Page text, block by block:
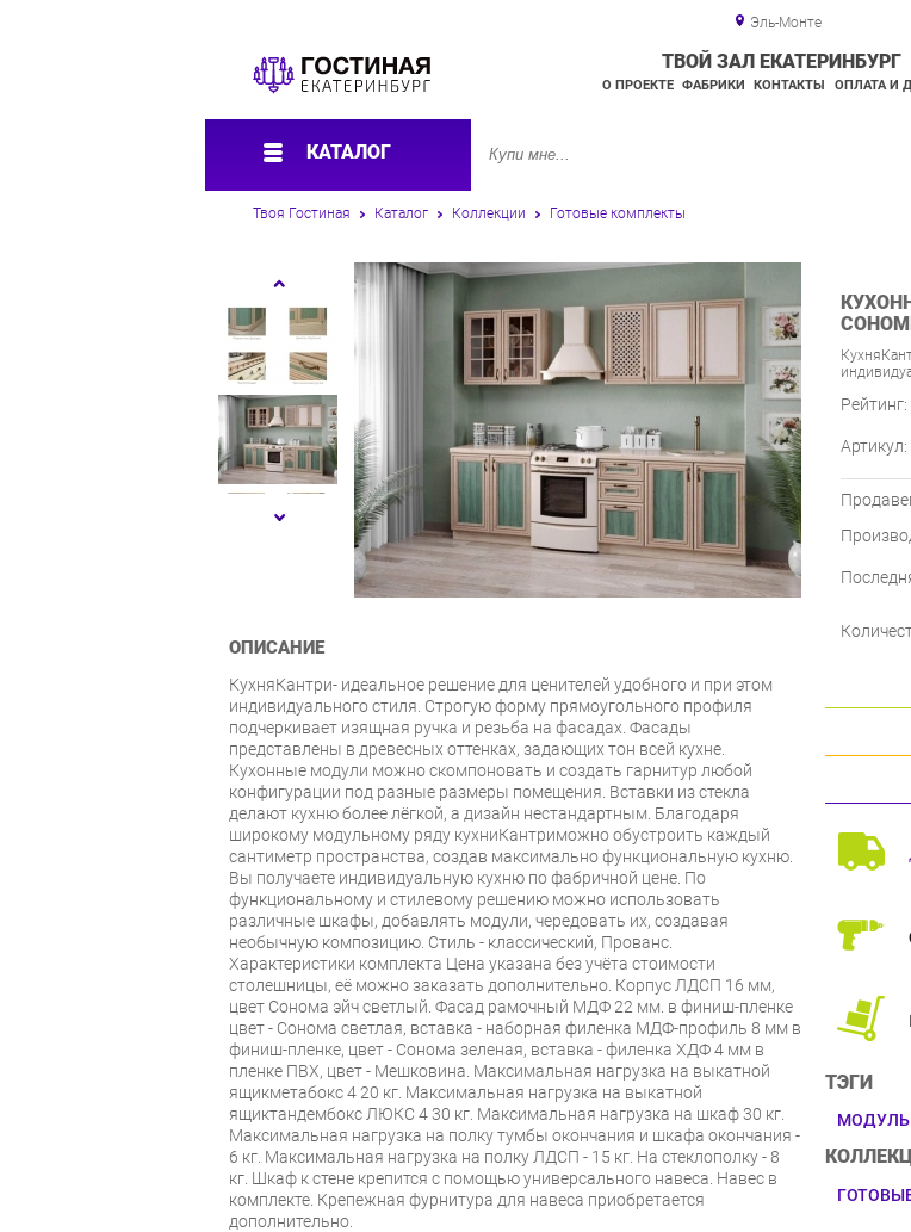
Эль-Монте
ТВОЙ ЗАЛ ЕКАТЕРИНБУРГ
О ПРОЕКТЕ ФАБРИКИ КОНТАКТЫ ОПЛАТА И
КАТАЛОГ
Твоя Гостиная Каталог Коллекции Готовые комплекты
Рейтинг:
Артикул:
ТЭГИ
ОПИСАНИЕ
КухняКантри- идеальное решение для ценителей удобного и при этом
индивидуального стиля. Строгую форму прямоугольного профиля
подчеркивает изящная ручка и резьба на фасадах. Фасады
представлены в древесных оттенках, задающих тон всей кухне.
Кухонные модули можно скомпоновать и создать гарнитур любой
конфигурации под разные размеры помещения. Вставки из стекла
делают кухню более лёгкой, а дизайн нестандартным. Благодаря
широкому модульному ряду кухниКантриможно обустроить каждый
сантиметр пространства, создав максимально функциональную кухню.
Вы получаете индивидуальную кухню по фабричной цене. По
функциональному и стилевому решению можно использовать
различные шкафы, добавлять модули, чередовать их, создавая
необычную композицию. Стиль - классический, Прованс.
Характеристики комплекта Цена указана без учёта стоимости
столешницы, её можно заказать дополнительно. Корпус ЛДСП 16 мм,
цвет Сонома эйч светлый. Фасад рамочный МДФ 22 мм. в финиш-пленке
цвет - Сонома светлая, вставка - наборная филенка МДФ-профиль 8 мм в
финиш-пленке, цвет - Сонома зеленая, вставка - филенка ХДФ 4 мм в
пленке ПВХ, цвет - Мешковина. Максимальная нагрузка на выкатной
ящикметабокс 4 20 кг. Максимальная нагрузка на выкатной
ящиктандембокс ЛЮКС 4 30 кг. Максимальная нагрузка на шкаф 30 кг.
Максимальная нагрузка на полку тумбы окончания и шкафа окончания -
6 кг. Максимальная нагрузка на полку ЛДСП - 15 кг. На стеклополку - 8
кг. Шкаф к стене крепится с помощью универсального навеса. Навес в
комплекте. Крепежная фурнитура для навеса приобретается
дополнительно.